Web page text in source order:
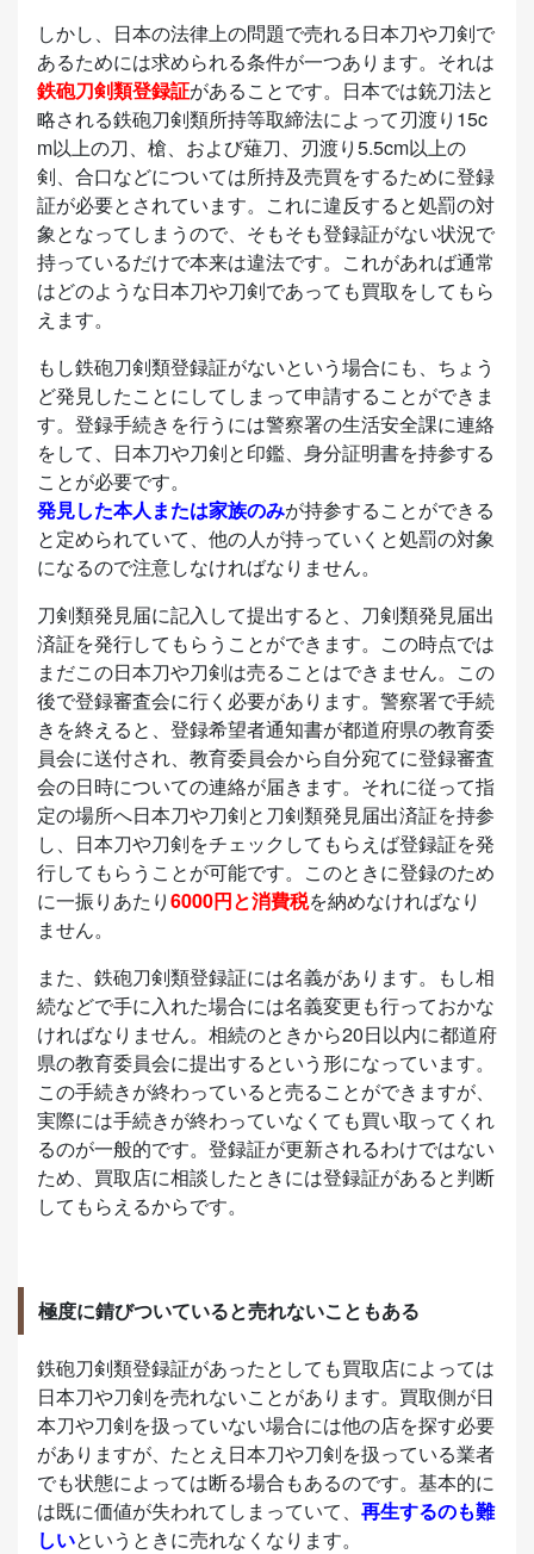
しかし、日本の法律上の問題で売れる日本刀や刀剣で
あるためには求められる条件が一つあります。それは
鉄砲刀剣類登録証があることです。日本では銃刀法と
略される鉄砲刀剣類所持等取締法によって刃渡り15c
m以上の刀、槍、および薙刀、刃渡り5.5cm以上の
剣、合口などについては所持及売買をするために登録
証が必要とされています。これに違反すると処罰の対
象となってしまうので、そもそも登録証がない状況で
持っているだけで本来は違法です。これがあれば通常
はどのような日本刀や刀剣であっても買取をしてもら
えます。
もし鉄砲刀剣類登録証がないという場合にも、ちょう
ど発見したことにしてしまって申請することができま
す。登録手続きを行うには警察署の生活安全課に連絡
をして、日本刀や刀剣と印鑑、身分証明書を持参する
ことが必要です。
発見した本人または家族のみが持参することができる
と定められていて、他の人が持っていくと処罰の対象
になるので注意しなければなりません。
刀剣類発見届に記入して提出すると、刀剣類発見届出
済証を発行してもらうことができます。この時点では
まだこの日本刀や刀剣は売ることはできません。この
後で登録審査会に行く必要があります。警察署で手続
きを終えると、登録希望者通知書が都道府県の教育委
員会に送付され、教育委員会から自分宛てに登録審査
会の日時についての連絡が届きます。それに従って指
定の場所へ日本刀や刀剣と刀剣類発見届出済証を持参
し、日本刀や刀剣をチェックしてもらえば登録証を発
行してもらうことが可能です。このときに登録のため
に一振りあたり6000円と消費税を納めなければなり
ません。
また、鉄砲刀剣類登録証には名義があります。もし相
続などで手に入れた場合には名義変更も行っておかな
ければなりません。相続のときから20日以内に都道府
県の教育委員会に提出するという形になっています。
この手続きが終わっていると売ることができますが、
実際には手続きが終わっていなくても買い取ってくれ
るのが一般的です。登録証が更新されるわけではない
ため、買取店に相談したときには登録証があると判断
してもらえるからです。
極度に錆びついていると売れないこともある
鉄砲刀剣類登録証があったとしても買取店によっては
日本刀や刀剣を売れないことがあります。買取側が日
本刀や刀剣を扱っていない場合には他の店を探す必要
がありますが、たとえ日本刀や刀剣を扱っている業者
でも状態によっては断る場合もあるのです。基本的に
は既に価値が失われてしまっていて、 再生するのも難
しいというときに売れなくなります。